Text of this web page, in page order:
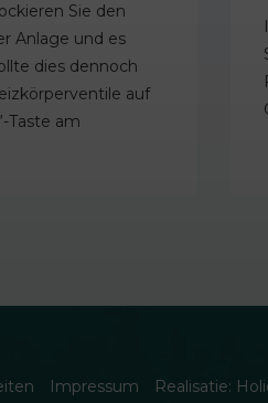
Sie den
Anlage und es
dies dennoch
auf
Taste am
Impressum Realisatie: